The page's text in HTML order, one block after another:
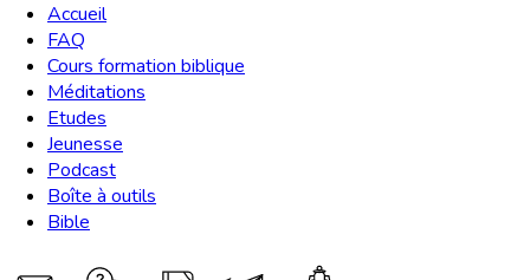
Accueil
FAQ
Cours formation biblique
Méditations
Etudes
Jeunesse
Podcast
Boîte à outils
Bible